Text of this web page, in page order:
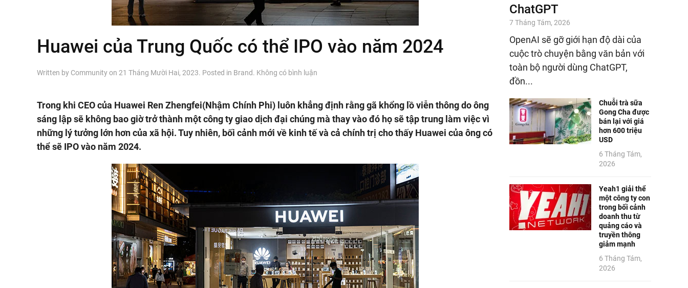
Huawei của Trung Quốc có thể IPO vào năm 2024
Written by Communityon 21 Tháng Mười Hai, 2023. Posted in Brand. Không có bình luận
Trung
Quốc
có
thể
Trong khi CEO của Huawei Ren Zhengfei(Nhậm Chính Phi) luôn khẳng định rằng gã khổng lồ viễn thông do ông
sáng lập sẽ không bao giờ trở thành một công ty giao dịch đại chúng mà thay vào đó họ sẽ tập trung làm việc vì
những lý tưởng lớn hơn của xã hội. Tuy nhiên, bối cảnh mới về kinh tế và cả chính trị cho thấy Huawei của ông có
thể sẽ IPO vào năm 2024.
ChatGPT
7 Tháng Tám, 2026
OpenAI sẽ gỡ giới hạn độ dài của
cuộc trò chuyện bằng văn bản với
toàn bộ người dùng ChatGPT,
đồn...
Chuỗi trà sữa
Gong Cha được
bán lại với giá
hơn 600 triệu
USD
6 Tháng Tám,
2026
Yeah1 giải thể
một công ty con
trong bối cảnh
doanh thu từ
quảng cáo và
truyền thông
giảm mạnh
6 Tháng Tám,
2026